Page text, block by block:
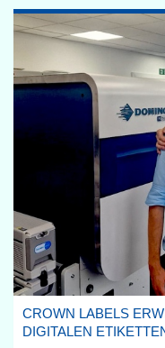
CROWN LABELS
DIGITALEN